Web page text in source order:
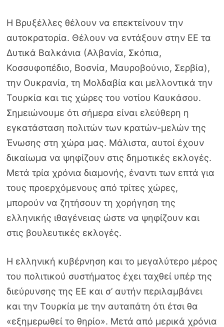
Η Βρυξέλλες θέλουν να επεκτείνουν την
αυτοκρατορία. Θέλουν να εντάξουν στην ΕΕ τα
Δυτικά Βαλκάνια (Αλβανία, Σκόπια,
Κοσσυφοπέδιο, Βοσνία, Μαυροβούνιο, Σερβία),
την Ουκρανία, τη Μολδαβία και μελλοντικά την
Τουρκία και τις χώρες του νοτίου Καυκάσου.
Σημειώνουμε ότι σήμερα είναι ελεύθερη η
εγκατάσταση πολιτών των κρατών-μελών της
Ένωσης στη χώρα μας. Μάλιστα, αυτοί έχουν
δικαίωμα να ψηφίζουν στις δημοτικές εκλογές.
Μετά τρία χρόνια διαμονής, έναντι των επτά για
τους προερχόμενους από τρίτες χώρες,
μπορούν να ζητήσουν τη χορήγηση της
ελληνικής ιθαγένειας ώστε να ψηφίζουν και
στις βουλευτικές εκλογές.
Η ελληνική κυβέρνηση και το μεγαλύτερο μέρος
του πολιτικού συστήματος έχει ταχθεί υπέρ της
διεύρυνσης της ΕΕ και σ’ αυτήν περιλαμβάνει
και την Τουρκία με την αυταπάτη ότι έτσι θα
«εξημερωθεί το θηρίο». Μετά από μερικά χρόνια